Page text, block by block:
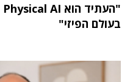
בעולם הפיזי"